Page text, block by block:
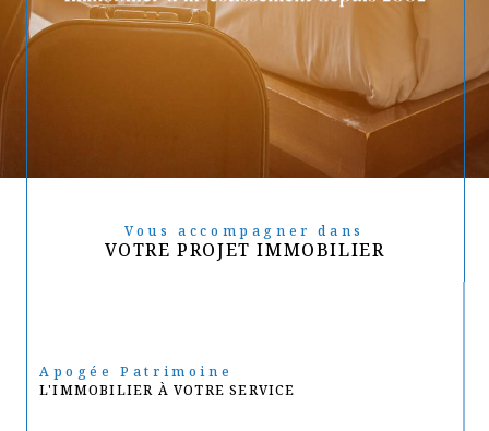
Vous accompagner dans
VOTRE PROJET IMMOBILIER
Apogée Patrimoine
L'IMMOBILIER À VOTRE SERVICE